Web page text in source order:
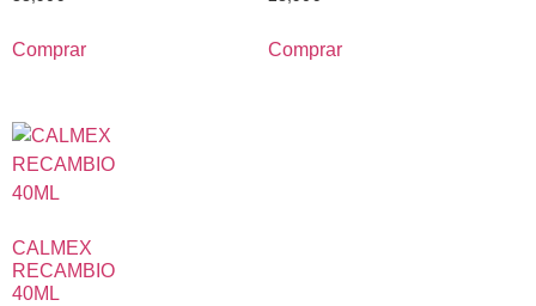
Comprar Comprar
CALMEX
RECAMBIO
40ML